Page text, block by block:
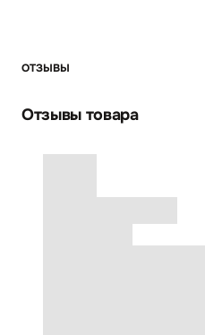
ОТЗЫВЫ
Отзывы товара